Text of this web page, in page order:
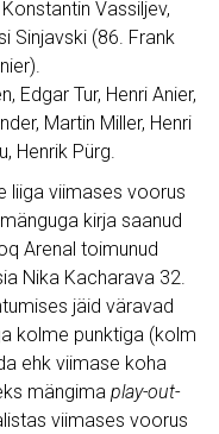
Vassiljev,
Sinjavski (86. Frank
Edgar Tur, Henri Anier,
Martin Miller, Henri
Henrik Pürg.
liiga viimases voorus
kirja saanud
Arenal toimunud
Nika Kacharava 32.
jäid väravad
kolme punktiga (kolm
ehk viimase koha
mängima play-out-
viimases voorus